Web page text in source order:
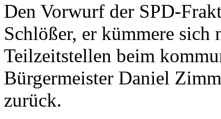
Den Vorwurf der SPD-
Schlößer, er kümmere
Teilzeitstellen beim
Bürgermeister Daniel
zurück.